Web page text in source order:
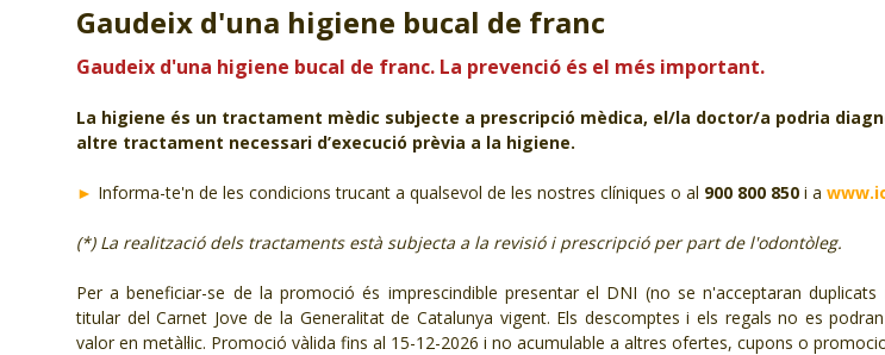
Gaudeix d'una higiene bucal de franc
Gaudeix d'una higiene bucal de franc. La prevenció és el més important.
La higiene és un tractament mèdic subjecte a prescripció mèdica, el/la doctor/a podria
altre tractament necessari d’execució prèvia a la higiene.
► Informa-te'n de les condicions trucant a qualsevol de les nostres clíniques o al 900 800 850 i a
(*) La realització dels tractaments està subjecta a la revisió i prescripció per part de l'odontòleg.
Per a beneficiar-se de la promoció és imprescindible presentar el DNI (no se n'acceptaran
titular del Carnet Jove de la Generalitat de Catalunya vigent. Els descomptes i els regals no es
valor en metàl·lic. Promoció vàlida fins al 15-12-2026 i no acumulable a altres ofertes, cupons o